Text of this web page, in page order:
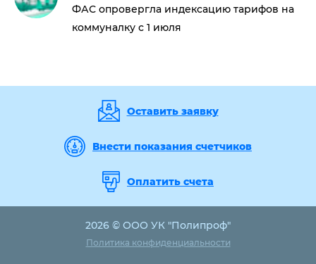
ФАС опровергла индексацию тарифов на
коммуналку с 1 июля
Оставить заявку
Внести показания счетчиков
Оплатить счета
2026 © ООО УК "Полипроф"
Политика конфиденциальности